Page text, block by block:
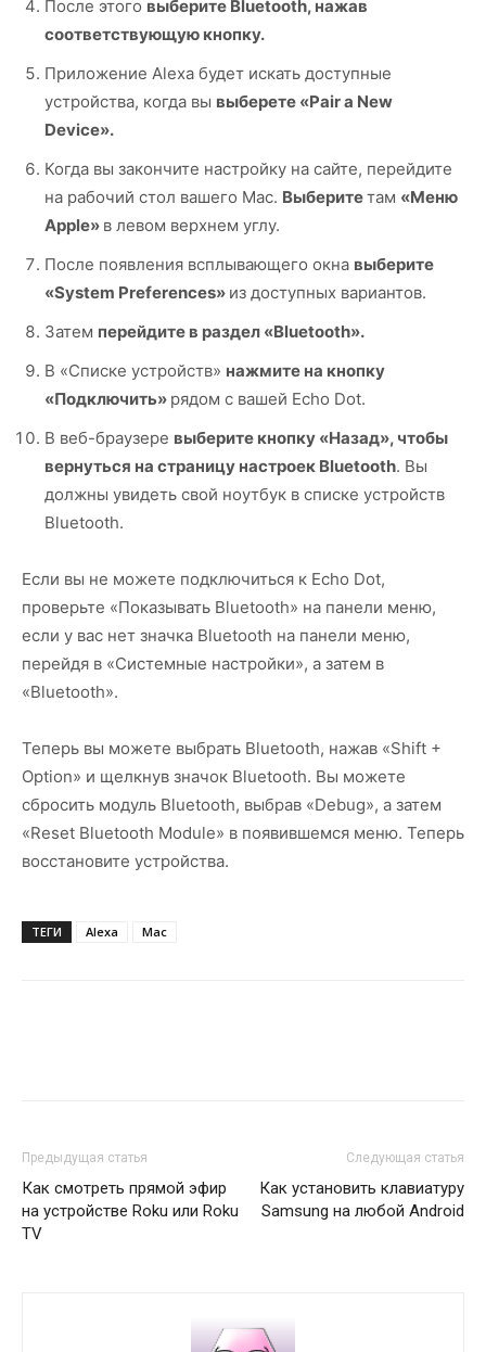
После этого выберите Bluetooth, нажав
соответствующую кнопку.
Приложение Alexa будет искать доступные
устройства, когда вы выберете «Pair a New
Device».
Когда вы закончите настройку на сайте, перейдите
на рабочий стол вашего Mac. Выберитетам «Меню
Apple» в левом верхнем углу.
После появления всплывающего окна выберите
«System Preferences» из доступных вариантов.
Затем перейдите в раздел «Bluetooth».
В «Списке устройств» нажмите на кнопку
«Подключить» рядом с вашей Echo Dot.
В веб-браузере выберите кнопку «Назад», чтобы
вернуться на страницу настроек Bluetooth. Вы
должны увидеть свой ноутбук в списке устройств
Bluetooth.
Если вы не можете подключиться к Echo Dot,
проверьте «Показывать Bluetooth» на панели меню,
если у вас нет значка Bluetooth на панели меню,
перейдя в «Системные настройки», а затем в
«Bluetooth».
Теперь вы можете выбрать Bluetooth, нажав «Shift +
Option» и щелкнув значок Bluetooth. Вы можете
сбросить модуль Bluetooth, выбрав «Debug», а затем
«Reset Bluetooth Module» в появившемся меню. Теперь
восстановите устройства.
ТЕГИ Alexa Mac
Предыдущая статья
Как смотреть прямой эфир
на устройстве Roku или Roku
TV
Следующая статья
Как установить клавиатуру
Samsung на любой Android